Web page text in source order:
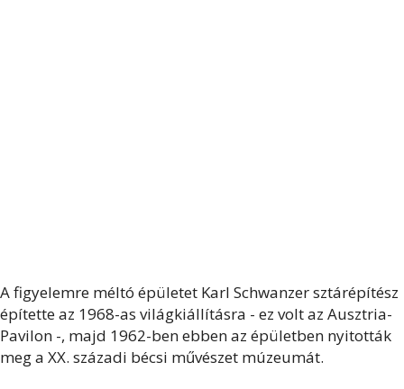
A figyelemre méltó épületet Karl Schwanzer sztárépítész
építette az 1968-as világkiállításra - ez volt az Ausztria-
Pavilon -, majd 1962-ben ebben az épületben nyitották
meg a XX. századi bécsi művészet múzeumát.